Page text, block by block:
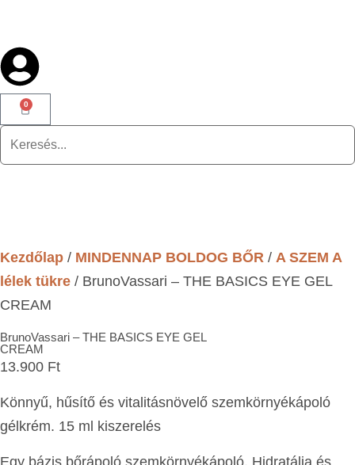
0
Kezdőlap / MINDENNAP BOLDOG BŐR / A SZEM A
lélek tükre / BrunoVassari – THE BASICS EYE GEL
CREAM
BrunoVassari – THE BASICS EYE GEL
CREAM
13.900 Ft
Könnyű, hűsítő és vitalitásnövelő szemkörnyékápoló
gélkrém. 15 ml kiszerelés
Egy bázis bőrápoló szemkörnyékápoló. Hidratálja és